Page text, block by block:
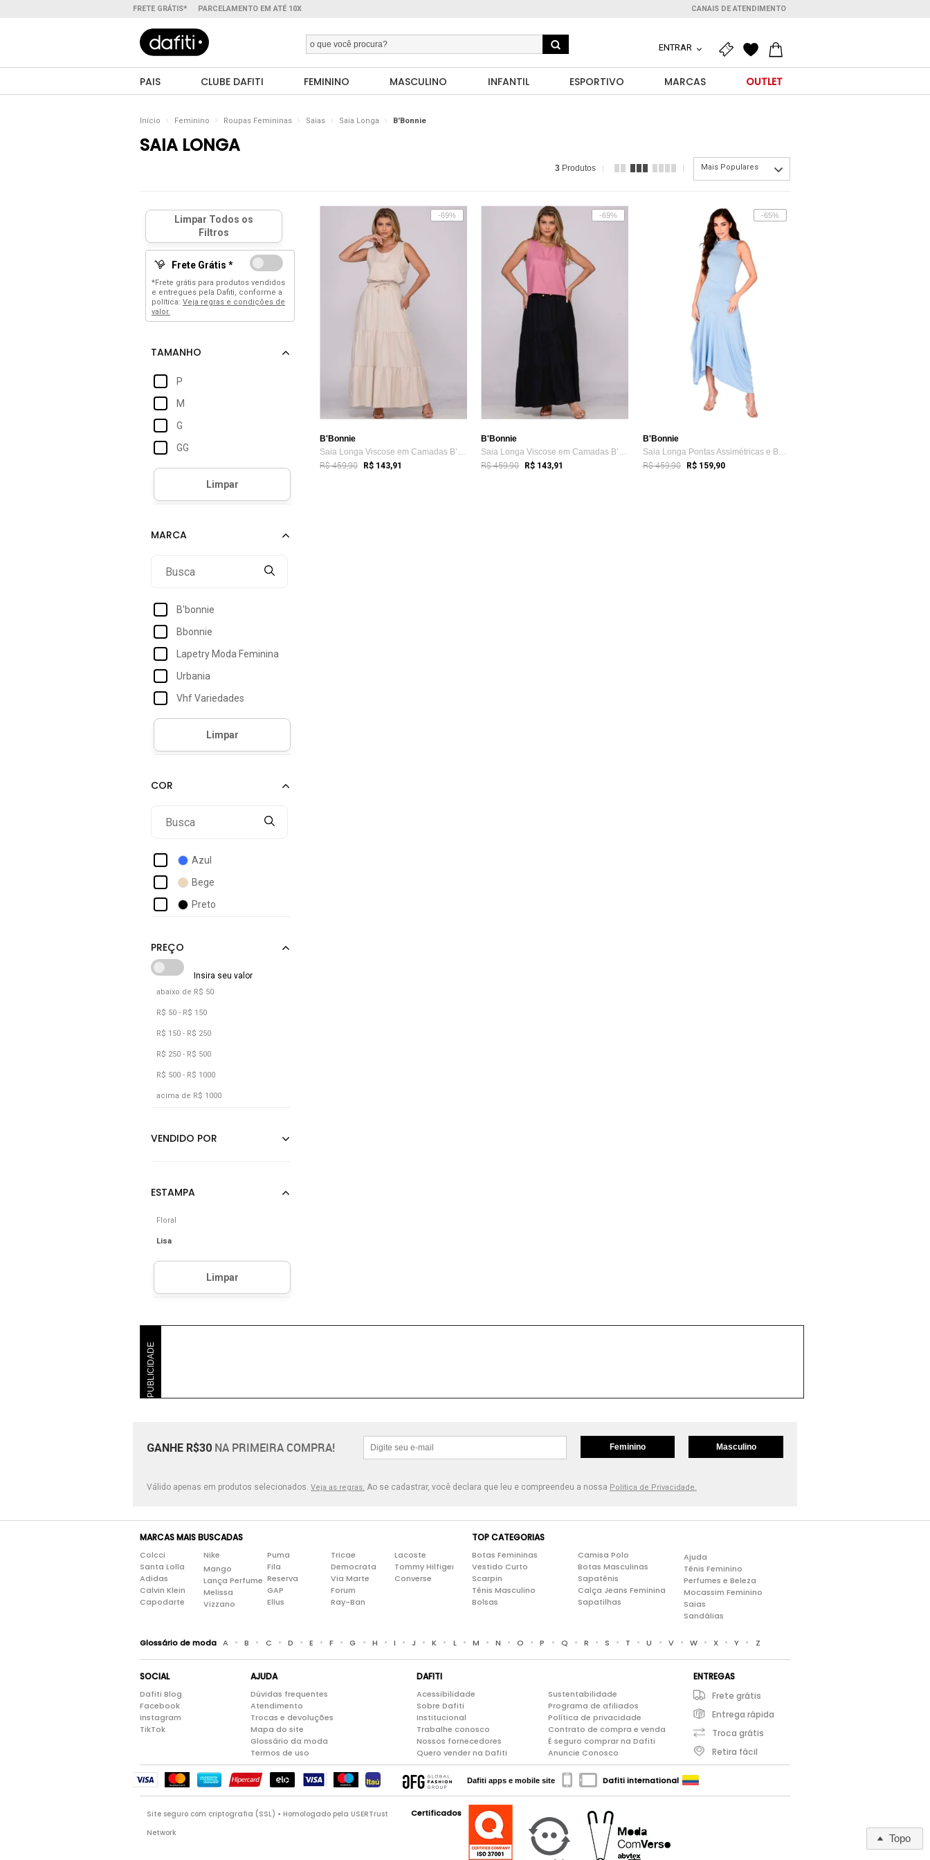
FRETE GRÁTIS* PARCELAMENTO EM ATÉ 10X CANAIS DE ATENDIMENTO
ENTRAR
PAIS CLUBE DAFITI FEMININO MASCULINO INFANTIL ESPORTIVO MARCAS OUTLET
Início Feminino Roupas Femininas Saias Saia Longa B'Bonnie
SAIA LONGA
3 Produtos Mais Populares
Frete Grátis *
*Frete grátis para produtos vendidos
e entregues pela Dafiti, conforme a
política: Veja regras e condições de
valor.
P
M
G
GG
B'bonnie
Bbonnie
Lapetry Moda Feminina
Urbania
Vhf Variedades
Azul
Bege
Preto
abaixo de R$ 50
R$ 50 - R$ 150
R$ 150 - R$ 250
R$ 250 - R$ 500
R$ 500 - R$ 1000
acima de R$ 1000
Floral
Lisa
-69%
B'Bonnie
Saia Longa Viscose em Camadas B’Bonnie L...
R$ 459,90 R$ 143,91
-69%
B'Bonnie
Saia Longa Viscose em Camadas B’Bonnie L...
R$ 459,90 R$ 143,91
-65%
B'Bonnie
Saia Longa Pontas Assimétricas e Bolsos ...
R$ 459,90 R$ 159,90
PUBLICIDADE
Topo
GANHE R$30 NA PRIMEIRA COMPRA! Feminino Masculino
Válido apenas em produtos selecionados. Veja as regras. Ao se cadastrar, você declara que leu e compreendeu a nossa Política de Privacidade.
MARCAS MAIS BUSCADAS
Colcci
Santa Lolla
Adidas
Calvin Klein
Capodarte
Nike
Mango
Lança Perfume
Melissa
Vizzano
Puma
Fila
Reserva
GAP
Ellus
Tricae
Democrata
Via Marte
Forum
Ray-Ban
Lacoste
Tommy Hilfiger
Converse
TOP CATEGORIAS
Botas Femininas
Vestido Curto
Scarpin
Tênis Masculino
Bolsas
Camisa Polo
Botas Masculinas
Sapatênis
Calça Jeans Feminina
Sapatilhas
Ajuda
Tênis Feminino
Perfumes e Beleza
Mocassim Feminino
Saias
Sandálias
Glossário de moda A • B • C • D • E • F • G • H • I • J • K • L • M • N • O • P • Q • R • S • T • U • V • W • X • Y • Z
SOCIAL
Dafiti Blog
Facebook
Instagram
TikTok
AJUDA
Dúvidas frequentes
Atendimento
Trocas e devoluções
Mapa do site
Glossário da moda
Termos de uso
DAFITI
Acessibilidade
Sobre Dafiti
Institucional
Trabalhe conosco
Nossos fornecedores
Quero vender na Dafiti
Sustentabilidade
Programa de afiliados
Política de privacidade
Contrato de compra e venda
É seguro comprar na Dafiti
Anuncie Conosco
ENTREGAS
Frete grátis
Entrega rápida
Troca grátis
Retira fácil
Dafiti apps e mobile site Dafiti international
Site seguro com criptografia (SSL) • Homologado pela USERTrust
Network
Certificados